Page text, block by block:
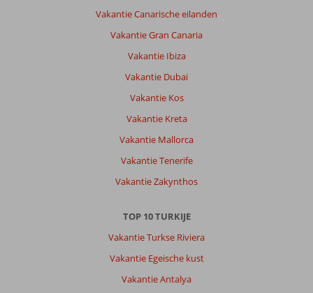
Vakantie Canarische eilanden
Vakantie Gran Canaria
Vakantie Ibiza
Vakantie Dubai
Vakantie Kos
Vakantie Kreta
Vakantie Mallorca
Vakantie Tenerife
Vakantie Zakynthos
TOP 10 TURKIJE
Vakantie Turkse Riviera
Vakantie Egeische kust
Vakantie Antalya